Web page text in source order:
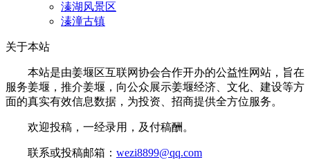
溱湖风景区
溱潼古镇
关于本站
本站是由姜堰区互联网协会合作开办的公益性网站，旨在
服务姜堰，推介姜堰，向公众展示姜堰经济、文化、建设等方
面的真实有效信息数据，为投资、招商提供全方位服务。
欢迎投稿，一经录用，及付稿酬。
联系或投稿邮箱： wezi8899@qq.com